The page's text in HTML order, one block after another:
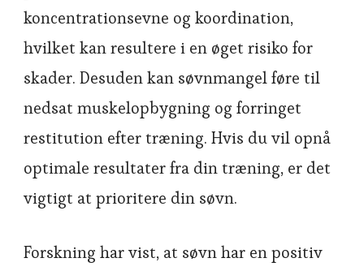
koncentrationsevne og koordination,
hvilket kan resultere i en øget risiko for
skader. Desuden kan søvnmangel føre til
nedsat muskelopbygning og forringet
restitution efter træning. Hvis du vil opnå
optimale resultater fra din træning, er det
vigtigt at prioritere din søvn.
Forskning har vist, at søvn har en positiv